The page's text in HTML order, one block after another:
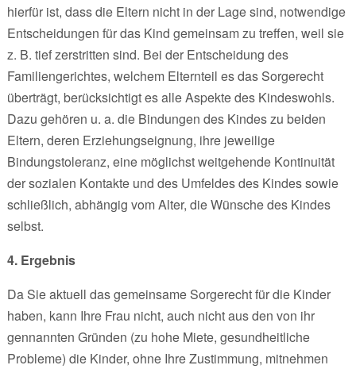
hierfür ist, dass die Eltern nicht in der Lage sind, notwendige
Entscheidungen für das Kind gemeinsam zu treffen, weil sie
z. B. tief zerstritten sind. Bei der Entscheidung des
Familiengerichtes, welchem Elternteil es das Sorgerecht
überträgt, berücksichtigt es alle Aspekte des Kindeswohls.
Dazu gehören u. a. die Bindungen des Kindes zu beiden
Eltern, deren Erziehungseignung, ihre jeweilige
Bindungstoleranz, eine möglichst weitgehende Kontinuität
der sozialen Kontakte und des Umfeldes des Kindes sowie
schließlich, abhängig vom Alter, die Wünsche des Kindes
selbst.
4. Ergebnis
Da Sie aktuell das gemeinsame Sorgerecht für die Kinder
haben, kann Ihre Frau nicht, auch nicht aus den von ihr
gennannten Gründen (zu hohe Miete, gesundheitliche
Probleme) die Kinder, ohne Ihre Zustimmung, mitnehmen